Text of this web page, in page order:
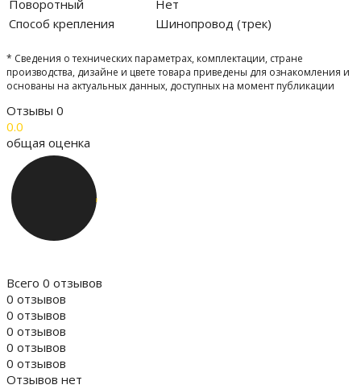
Поворотный
Нет
Способ крепления
Шинопровод (трек)
* Сведения о технических параметрах, комплектации, стране
производства, дизайне и цвете товара приведены для ознакомления и
основаны на актуальных данных, доступных на момент публикации
Отзывы 0
0.0
общая оценка
Всего 0 отзывов
0 отзывов
0 отзывов
0 отзывов
0 отзывов
0 отзывов
Отзывов нет